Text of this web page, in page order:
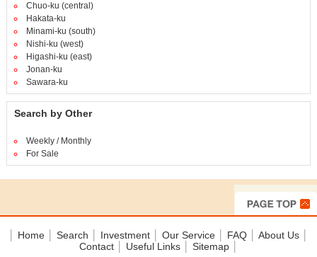
Chuo-ku (central)
Hakata-ku
Minami-ku (south)
Nishi-ku (west)
Higashi-ku (east)
Jonan-ku
Sawara-ku
Search by Other
Weekly / Monthly
For Sale
Home Search Investment Our Service FAQ About Us
Contact│ Useful Links│ Sitemap│